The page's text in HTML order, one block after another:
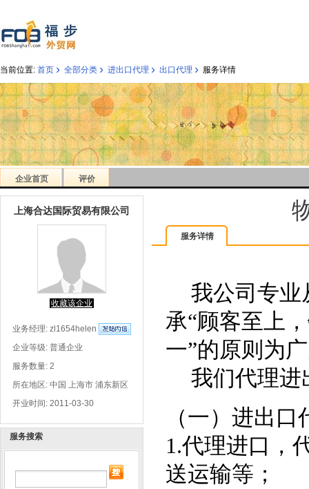
当前位置: 首页 › 全部分类 › 进出口代理 › 出口代理 › 服务详情
企业首页 评价
上海合达国际贸易有限公司
收藏该企业
业务经理: zl1654helen
企业等级: 普通企业
服务数量: 2
所在地区: 中国 上海市 浦东新区
开业时间: 2011-03-30
服务搜索
服务详情
我公司专业
承“顾客至上
一”的原则为
我们代理进
（一）进出口
1.代理进口，
送运输等；